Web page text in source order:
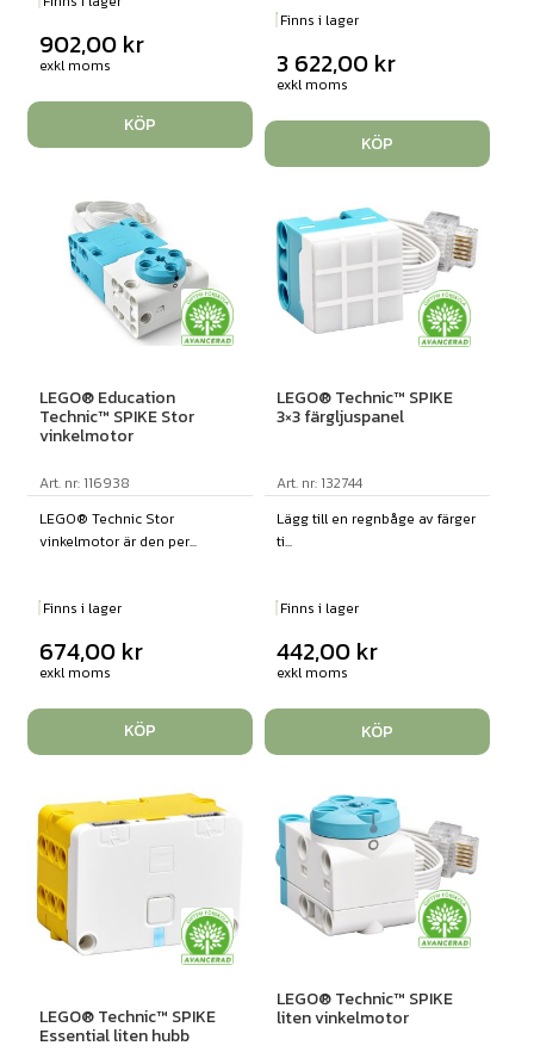
902,00 kr
exkl moms
KÖP
Finns i lager
3 622,00 kr
exkl moms
KÖP
LEGO® Education
Technic™ SPIKE Stor
vinkelmotor
Art. nr: 116938
LEGO® Technic Stor
vinkelmotor är den per...
Finns i lager
674,00 kr
exkl moms
KÖP
LEGO® Technic™ SPIKE
3×3 färgljuspanel
Art. nr: 132744
Lägg till en regnbåge av färger
ti...
Finns i lager
442,00 kr
exkl moms
KÖP
LEGO® Technic™ SPIKE
Essential liten hubb
LEGO® Technic™ SPIKE
liten vinkelmotor